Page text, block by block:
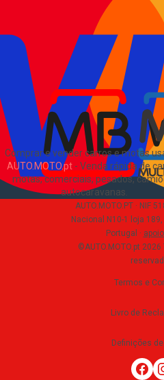
Comprar e vender carros e motas
AUTO.MOTO.pt- Venda rápida de
motas, comerciais, pesados,
autocaravanas
Como comprar
Pacotes de
Verificar VIN e
EN
Sobre
AUTO.MOTO.PT · NIF
Nacional N10-1 loja
Portugal ·
©AUTO.MOTO.pt 2026
Termos e
Livro de
Definições